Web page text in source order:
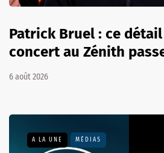
Patrick Bruel : ce
concert au Zénith
6 août 2026
A LA UNE MÉDIAS